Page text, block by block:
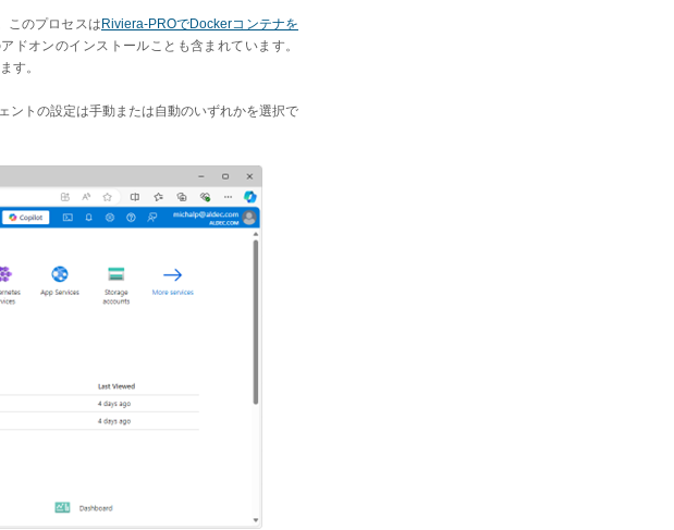
このプロセスは Riviera-PROでDockerコンテナを
ドオンのインストールことも含まれています。
す。
ントの設定は手動または自動のいずれかを選択で